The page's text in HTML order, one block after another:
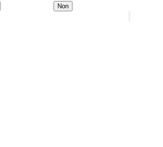
Non